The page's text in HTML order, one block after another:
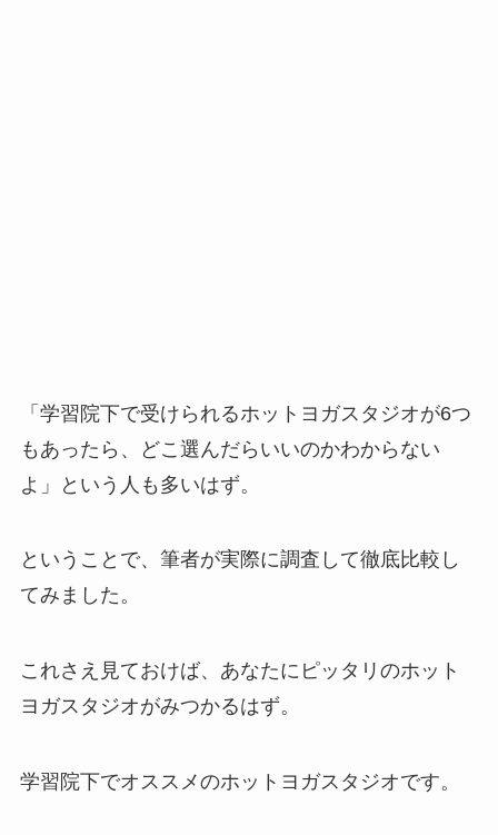
「学習院下で受けられるホットヨガスタジオが6つ
もあったら、どこ選んだらいいのかわからない
よ」という人も多いはず。
ということで、筆者が実際に調査して徹底比較し
てみました。
これさえ見ておけば、あなたにピッタリのホット
ヨガスタジオがみつかるはず。
学習院下でオススメのホットヨガスタジオです。